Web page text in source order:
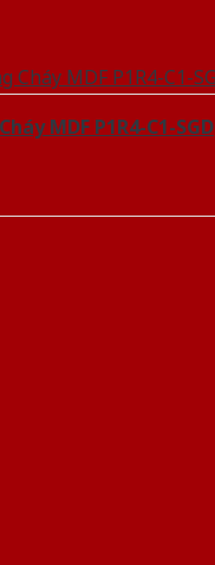
MDF P1R4-C1-SGD